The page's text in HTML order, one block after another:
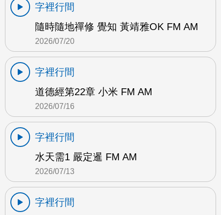
字裡行間
隨時隨地禪修 覺知 黃靖雅OK FM AM
2026/07/20
字裡行間
道德經第22章 小米 FM AM
2026/07/16
字裡行間
水天需1 嚴定暹 FM AM
2026/07/13
字裡行間